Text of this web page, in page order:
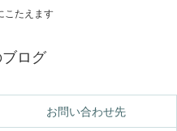
こたえます
ログ
お問い合わせ先